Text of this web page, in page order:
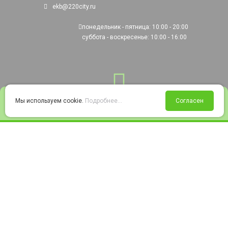
Войти Избранное Корзина
ekb@220city.ru
понедельник - пятница: 10:00 - 20:00
суббота - воскресенье: 10:00 - 16:00
Мы используем cookie. Подробнее... Согласен